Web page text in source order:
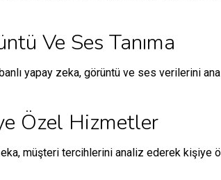
Ve Ses Tanıma
yapay zeka, görüntü ve ses verilerini
Özel Hizmetler
müşteri tercihlerini analiz ederek kişiye